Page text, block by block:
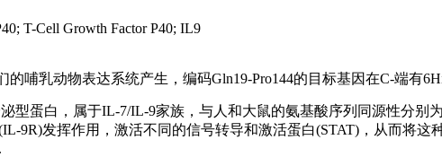
T-Cell Growth Factor P40; IL9
哺乳动物表达系统产生，编码Gln19-Pro144的目标基因在C-端有
型蛋白，属于IL-7/IL-9家族，与人和大鼠的氨基酸序列同源性分
9R)发挥作用，激活不同的信号转导和激活蛋白(STAT)，从而将